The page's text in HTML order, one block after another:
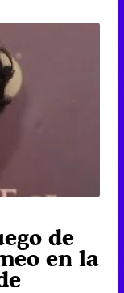
de
en la